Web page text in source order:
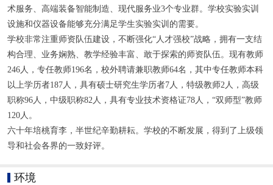
术服务、高端装备智能制造、现代服务业3个专业群。学校实验实训
设施和仪器设备能够充分满足学生实验实训的需要。
学校非常注重师资队伍建设，不断强化“人才强校”战略，拥有一支结
构合理、业务娴熟、教学经验丰富、敢于探索的师资队伍。现有教师
246人，专任教师196名，校外聘请兼职教师64名，其中专任教师本科
以上学历者187人，具有硕士研究生学历者7人，特级教师2人，高级
职称96人，中级职称82人，具有专业技术资格证78人，“双师型”教师
120人。
六十年培桃育李，半世纪辛勤耕耘。学校的不断发展，得到了上级领
导和社会各界的一致好评。
环境